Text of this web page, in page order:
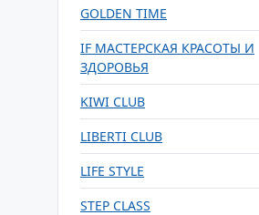
GOLDEN TIME
IF МАСТЕРСКАЯ КРАСОТЫ И
ЗДОРОВЬЯ
KIWI CLUB
LIBERTI CLUB
LIFE STYLE
STEP CLASS